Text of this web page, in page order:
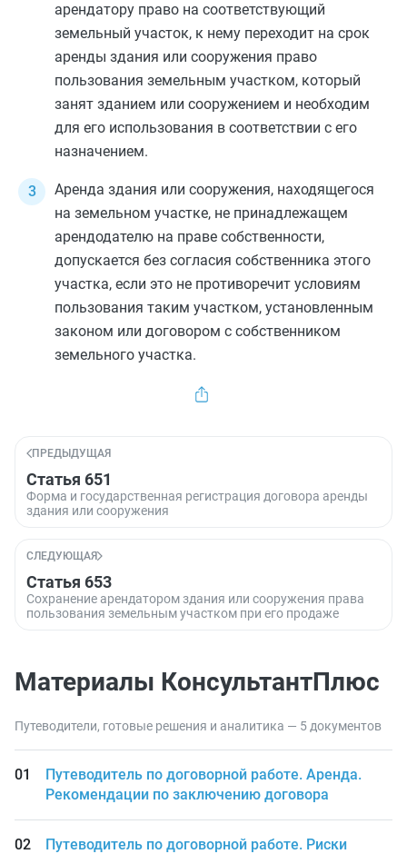
арендатору право на соответствующий
земельный участок, к нему переходит на срок
аренды здания или сооружения право
пользования земельным участком, который
занят зданием или сооружением и необходим
для его использования в соответствии с его
назначением.
Аренда здания или сооружения, находящегося
на земельном участке, не принадлежащем
арендодателю на праве собственности,
допускается без согласия собственника этого
участка, если это не противоречит условиям
пользования таким участком, установленным
законом или договором с собственником
земельного участка.
ПРЕДЫДУЩАЯ
Статья 651
Форма и государственная регистрация договора аренды
здания или сооружения
СЛЕДУЮЩАЯ
Статья 653
Сохранение арендатором здания или сооружения права
пользования земельным участком при его продаже
Материалы КонсультантПлюс
Путеводители, готовые решения и аналитика — 5 документов
Путеводитель по договорной работе. Аренда.
Рекомендации по заключению договора
Путеводитель по договорной работе. Риски